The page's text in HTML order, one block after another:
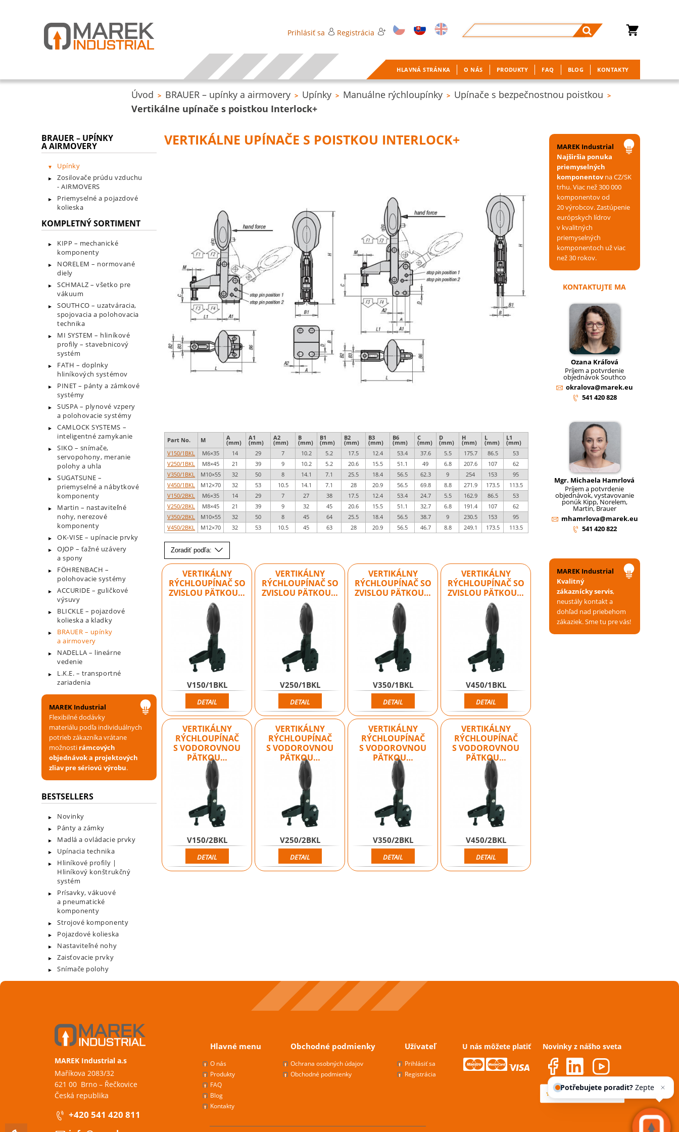
Prihlásiť sa Registrácia
HLAVNÁ STRÁNKA O NÁS PRODUKTY FAQ BLOG KONTAKTY
Úvod > BRAUER – upínky a airmovery > Upínky > Manuálne rýchloupínky > Upínače s bezpečnostnou poistkou >
Vertikálne upínače s poistkou Interlock+
BRAUER – UPÍNKY
A AIRMOVERY
Upínky
Zosilovače prúdu vzduchu
- AIRMOVERS
Priemyselné a pojazdové
kolieska
KOMPLETNÝ SORTIMENT
KIPP – mechanické
komponenty
NORELEM – normované
diely
SCHMALZ – všetko pre
vákuum
SOUTHCO – uzatváracia,
spojovacia a polohovacia
technika
MI SYSTEM – hliníkové
profily – stavebnicový
systém
FATH – doplnky
hliníkových systémov
PINET – pánty a zámkové
systémy
SUSPA – plynové vzpery
a polohovacie systémy
CAMLOCK SYSTEMS –
inteligentné zamykanie
SIKO – snímače,
servopohony, meranie
polohy a uhla
SUGATSUNE –
priemyselné a nábytkové
komponenty
Martin – nastaviteľné
nohy, nerezové
komponenty
OK-VISE – upínacie prvky
OJOP – ťažné uzávery
a spony
FÖHRENBACH –
polohovacie systémy
ACCURIDE – guličkové
výsuvy
BLICKLE – pojazdové
kolieska a kladky
BRAUER – upínky
a airmovery
NADELLA – lineárne
vedenie
L.K.E. – transportné
zariadenia
MAREK Industrial
Flexibilné dodávky
materiálu podľa individuálnych
potrieb zákazníka vrátane
možnosti rámcových
objednávok a projektových
zliav pre sériovú výrobu.
BESTSELLERS
Novinky
Pánty a zámky
Madlá a ovládacie prvky
Upínacia technika
Hliníkové profily |
Hliníkový konštrukčný
systém
Prísavky, vákuové
a pneumatické
komponenty
Strojové komponenty
Pojazdové kolieska
Nastaviteľné nohy
Zaisťovacie prvky
Snímače polohy
VERTIKÁLNE UPÍNAČE S POISTKOU INTERLOCK+
Part No. M A
(mm)
A1
(mm)
A2
(mm)
B
(mm)
B1
(mm)
B2
(mm)
B3
(mm)
B6
(mm)
C
(mm)
D
(mm)
H
(mm)
L
(mm)
L1
(mm)
V150/1BKL
M6×35 14 29 7 10.2 5.2 17.5 12.4 53.4 37.6 5.5 175.7 86.5
53
V250/1BKL
M8×45 21 39 9 10.2 5.2 20.6 15.5 51.1 49 6.8 207.6 107
62
V350/1BKL
M10×55 32 50 8 14.1 7.1 25.5 18.4 56.5 62.3 9 254 153
95
V450/1BKL
M12×70 32 53 10.5 14.1 7.1 28 20.9 56.5 69.8 8.8 271.9 173.5
113.5
V150/2BKL
M6×35 14 29 7 27 38 17.5 12.4 53.4 24.7 5.5 162.9 86.5
53
V250/2BKL
M8×45 21 39 9 32 45 20.6 15.5 51.1 32.7 6.8 191.4 107
62
V350/2BKL
M10×55 32 50 8 45 64 25.5 18.4 56.5 38.7 9 230.5 153
95
V450/2BKL
M12×70 32 53 10.5 45 63 28 20.9 56.5 46.7 8.8 249.1 173.5 113.5
Zoradiť podľa:
VERTIKÁLNY
RÝCHLOUPÍNAČ SO
ZVISLOU PÄTKOU…
V150/1BKL
DETAIL
VERTIKÁLNY
RÝCHLOUPÍNAČ SO
ZVISLOU PÄTKOU…
V250/1BKL
DETAIL
VERTIKÁLNY
RÝCHLOUPÍNAČ SO
ZVISLOU PÄTKOU…
V350/1BKL
DETAIL
VERTIKÁLNY
RÝCHLOUPÍNAČ SO
ZVISLOU PÄTKOU…
V450/1BKL
DETAIL
VERTIKÁLNY
RÝCHLOUPÍNAČ
S VODOROVNOU
PÄTKOU…
V150/2BKL
DETAIL
VERTIKÁLNY
RÝCHLOUPÍNAČ
S VODOROVNOU
PÄTKOU…
V250/2BKL
DETAIL
VERTIKÁLNY
RÝCHLOUPÍNAČ
S VODOROVNOU
PÄTKOU…
V350/2BKL
DETAIL
VERTIKÁLNY
RÝCHLOUPÍNAČ
S VODOROVNOU
PÄTKOU…
V450/2BKL
DETAIL
MAREK Industrial
Najširšia ponuka
priemyselných
komponentovna CZ/SK
trhu. Viac než 300 000
komponentov od
20 výrobcov. Zastúpenie
európskych lídrov
v kvalitných
priemyselných
komponentoch už viac
než 30 rokov.
KONTAKTUJTE MA
Ozana Kráľová
Príjem a potvrdenie
objednávok Southco
okralova@marek.eu
541 420 828
Mgr. Michaela Hamrlová
Príjem a potvrdenie
objednávok, vystavovanie
ponúk Kipp, Norelem,
Martin, Brauer
mhamrlova@marek.eu
541 420 822
MAREK Industrial
Kvalitný
zákaznícky servis,
neustály kontakt a
dohľad nad priebehom
zákaziek. Sme tu pre vás!
MAREK Industrial a.s
Maříkova 2083/32
621 00 Brno – Řečkovice
Česká republika
+420 541 420 811
Hlavné menu
O nás
Produkty
FAQ
Blog
Kontakty
Obchodné podmienky
Ochrana osobných údajov
Obchodné podmienky
Užívateľ
Prihlásiť sa
Registrácia
U nás môžete platiť Novinky z nášho sveta
Potřebujete poradit?Zeptejte
se našeho asis